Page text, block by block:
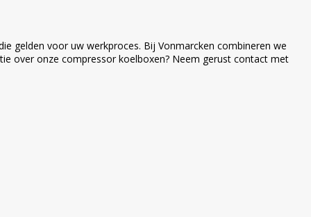
gelden voor uw werkproces. Bij Vonmarcken combineren we
over onze compressor koelboxen? Neem gerust contact met